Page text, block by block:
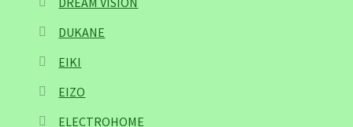
DUKANE
EIKI
EIZO
ELECTROHOME